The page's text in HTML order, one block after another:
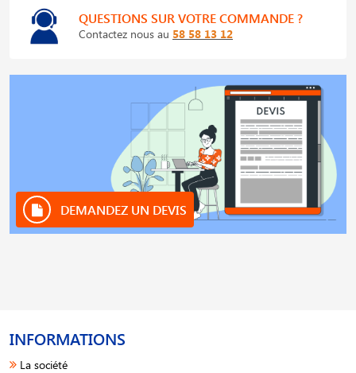
QUESTIONS SUR VOTRE COMMANDE ?
Contactez nous au 58 58 13 12
DEMANDEZ UN DEVIS
INFORMATIONS
La société